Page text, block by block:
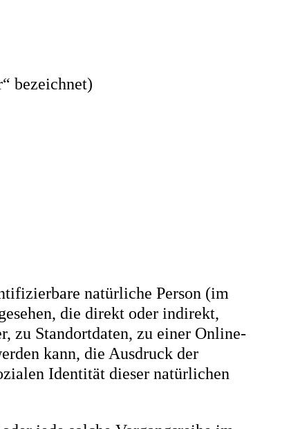
bezeichnet)
natürliche Person (im
die direkt oder indirekt,
zu Standortdaten, zu einer Online-
kann, die Ausdruck der
Identität dieser natürlichen